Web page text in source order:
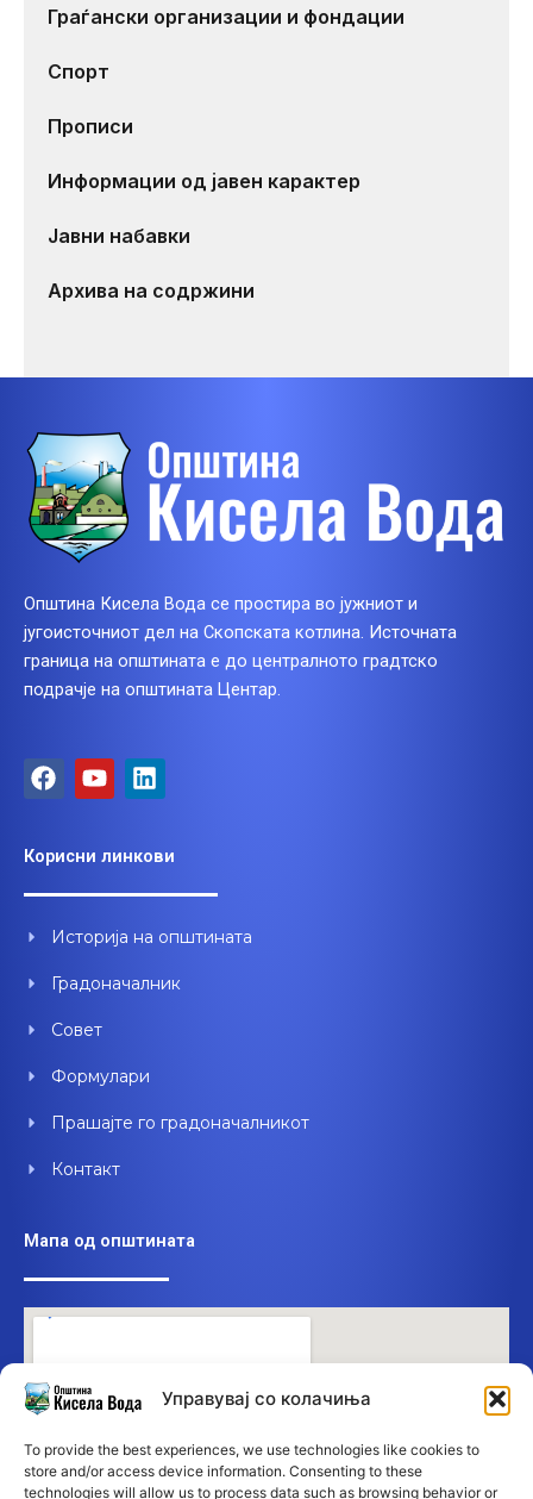
Управувај со колачиња
To provide the best experiences, we use technologies like cookies to
store and/or access device information. Consenting to these
technologies will allow us to process data such as browsing behavior or
Граѓански организации и фондации
Спорт
Прописи
Информации од јавен карактер
Јавни набавки
Архива на содржини
Општина Кисела Вода се простира во јужниот и
југоисточниот дел на Скопската котлина. Источната
граница на општината е до централното градтско
подрачје на општината Центар.
F
a
b
o
k
Y
o
u
b
L
i
e
d
n
Корисни линкови
Историја на општината
Градоначалник
Совет
Формулари
Прашајте го градоначалникот
Контакт
Мапа од општината